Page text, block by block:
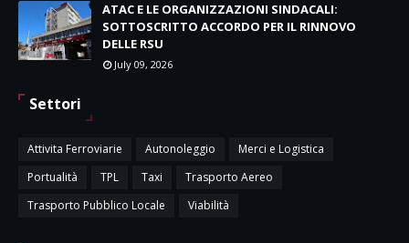
ATAC E LE ORGANIZZAZIONI SINDACALI:
SOTTOSCRITTO ACCORDO PER IL RINNOVO
DELLE RSU
July 09, 2026
Settori
Attivita Ferroviarie Autonoleggio
Merci e Logistica
Portualità
TPL Taxi
Trasporto Aereo
Trasporto Pubblico Locale
Viabilità